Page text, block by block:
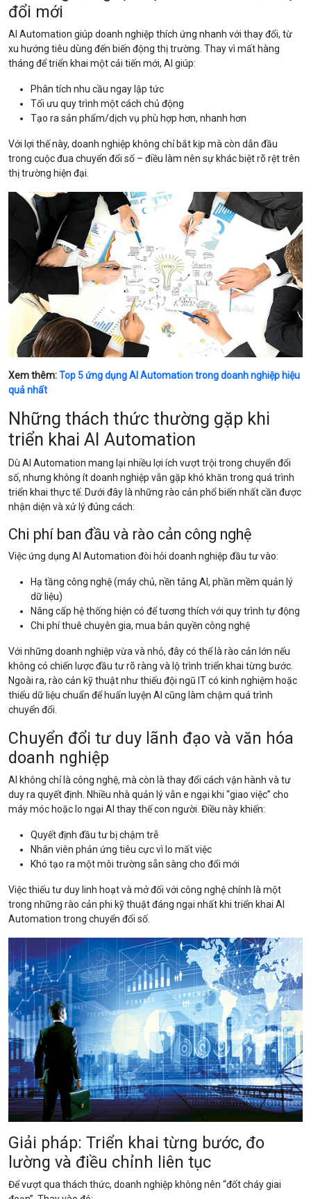
đổi mới
AI Automation giúp doanh nghiệp thích ứng nhanh với thay đổi, từ
xu hướng tiêu dùng đến biến động thị trường. Thay vì mất hàng
tháng để triển khai một cải tiến mới, AI giúp:
Phân tích nhu cầu ngay lập tức
Tối ưu quy trình một cách chủ động
Tạo ra sản phẩm/dịch vụ phù hợp hơn, nhanh hơn
Với lợi thế này, doanh nghiệp không chỉ bắt kịp mà còn dẫn đầu
trong cuộc đua chuyển đổi số – điều làm nên sự khác biệt rõ rệt trên
thị trường hiện đại.
Xem thêm:Top 5 ứng dụng AI Automation trong doanh nghiệp hiệu
quả nhất
Những thách thức thường gặp khi
triển khai AI Automation
Dù AI Automation mang lại nhiều lợi ích vượt trội trong chuyển đổi
số, nhưng không ít doanh nghiệp vẫn gặp khó khăn trong quá trình
triển khai thực tế. Dưới đây là những rào cản phổ biến nhất cần được
nhận diện và xử lý đúng cách:
Chi phí ban đầu và rào cản công nghệ
Việc ứng dụng AI Automation đòi hỏi doanh nghiệp đầu tư vào:
Hạ tầng công nghệ (máy chủ, nền tảng AI, phần mềm quản lý
dữ liệu)
Nâng cấp hệ thống hiện có để tương thích với quy trình tự động
Chi phí thuê chuyên gia, mua bản quyền công nghệ
Với những doanh nghiệp vừa và nhỏ, đây có thể là rào cản lớn nếu
không có chiến lược đầu tư rõ ràng và lộ trình triển khai từng bước.
Ngoài ra, rào cản kỹ thuật như thiếu đội ngũ IT có kinh nghiệm hoặc
thiếu dữ liệu chuẩn để huấn luyện AI cũng làm chậm quá trình
chuyển đổi.
Chuyển đổi tư duy lãnh đạo và văn hóa
doanh nghiệp
AI không chỉ là công nghệ, mà còn là thay đổi cách vận hành và tư
duy ra quyết định. Nhiều nhà quản lý vẫn e ngại khi “giao việc” cho
máy móc hoặc lo ngại AI thay thế con người. Điều này khiến:
Quyết định đầu tư bị chậm trễ
Nhân viên phản ứng tiêu cực vì lo mất việc
Khó tạo ra một môi trường sẵn sàng cho đổi mới
Việc thiếu tư duy linh hoạt và mở đối với công nghệ chính là một
trong những rào cản phi kỹ thuật đáng ngại nhất khi triển khai AI
Automation trong chuyển đổi số.
Giải pháp: Triển khai từng bước, đo
lường và điều chỉnh liên tục
Để vượt qua thách thức, doanh nghiệp không nên “đốt cháy giai